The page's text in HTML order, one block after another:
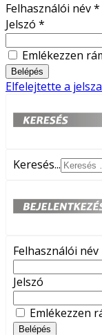
Felhasználói név*
Jelszó *
Emlékezzen
Belépés
Elfelejtette a
Keresés...
Felhasználói név
Jelszó
Emlékezzen
Belépés